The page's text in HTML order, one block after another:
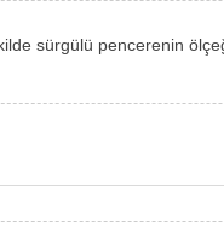
sürgülü pencerenin